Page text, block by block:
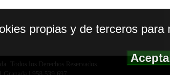
Todos los Derechos Reservados.
propias y de terceros